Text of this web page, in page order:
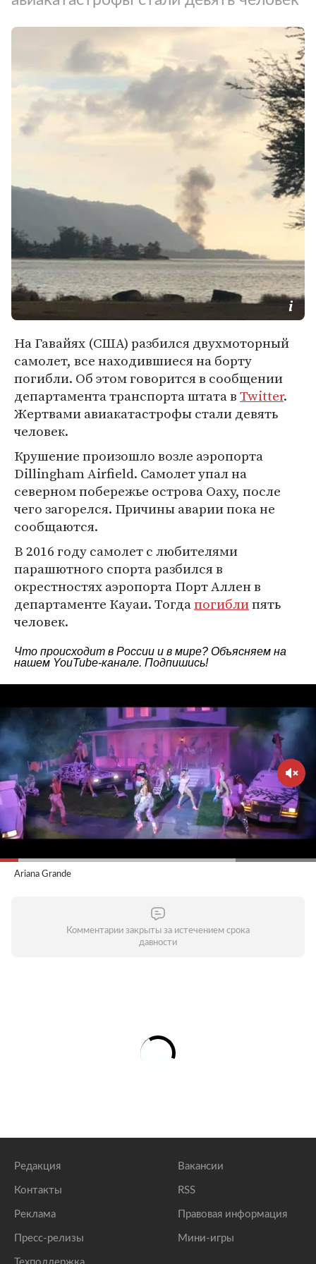
На Гавайях (США) разбился двухмоторный
самолет, все находившиеся на борту
погибли. Об этом говорится в сообщении
департамента транспорта штата вTwitter.
Жертвами авиакатастрофы стали девять
человек.
Крушение произошло возле аэропорта
Dillingham Airfield. Самолет упал на
северном побережье острова Оаху, после
чего загорелся. Причины аварии пока не
сообщаются.
В 2016 году самолет с любителями
парашютного спорта разбился в
окрестностях аэропорта Порт Аллен в
департаменте Кауаи. Тогдапогиблипять
человек.
Что происходит в России и в мире? Объясняем на
нашем YouTube-канале. Подпишись!
Ariana Grande
Комментарии закрыты за истечением срока
давности
Редакция
Контакты
Реклама
Пресс-релизы
Вакансии
RSS
Правовая информация
Мини-игры